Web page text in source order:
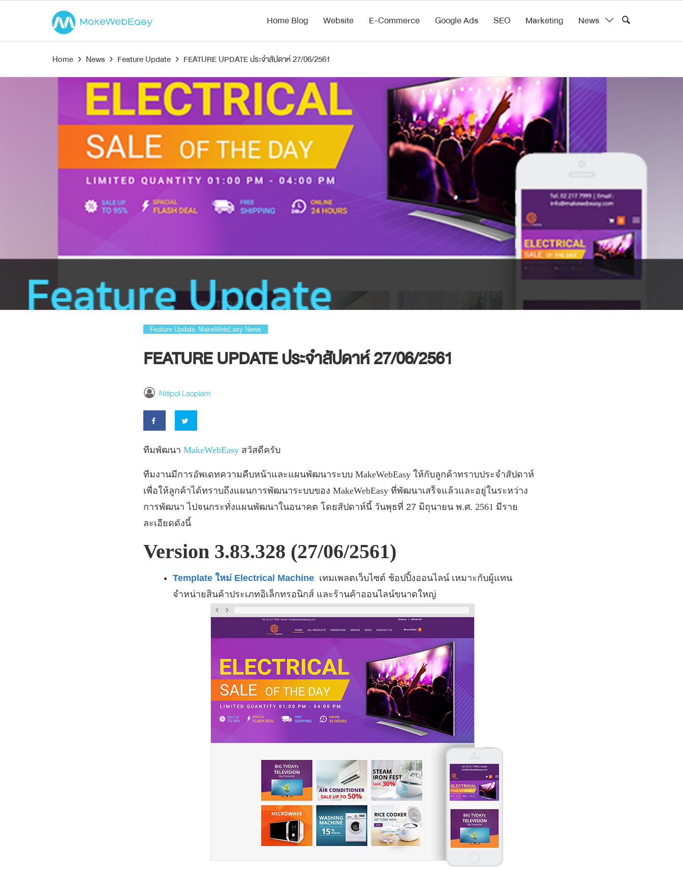
Home Blog Website E-Commerce Google Ads SEO Marketing News
Home › News › Feature Update › FEATURE UPDATE ประจำสัปดาห์ 27/06/2561
Feature Update MakeWebEasy News
FEATURE UPDATE ประจำสัปดาห์ 27/06/2561
Nitipol Laopiam
ทีมพัฒนา MakeWebEasy สวัสดีครับ
ทีมงานมีการอัพเดทความคืบหน้าและแผนพัฒนาระบบ MakeWebEasy ให้กับลูกค้าทราบประจำสัปดาห์
เพื่อให้ลูกค้าได้ทราบถึงแผนการพัฒนาระบบของ MakeWebEasy ที่พัฒนาเสร็จแล้วและอยู่ในระหว่าง
การพัฒนา ไปจนกระทั่งแผนพัฒนาในอนาคต โดยสัปดาห์นี้ วันพุธที่ 27 มิถุนายน พ.ศ. 2561 มีราย
ละเอียดดังนี้
Version 3.83.328 (27/06/2561)
Template ใหม่ Electrical Machine เทมเพลตเว็บไซต์ ช้อปปิ้งออนไลน์ เหมาะกับผู้แทน
จำหน่ายสินค้าประเภทอิเล็กทรอนิกส์ และร้านค้าออนไลน์ขนาดใหญ่